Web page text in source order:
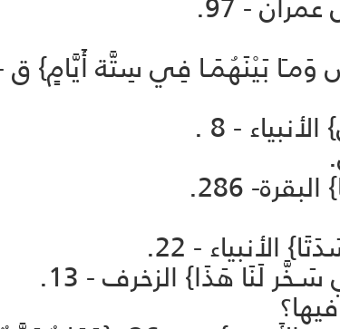
بَيْنَهُمَـا فِي سِتَّة أَيَّامٍ} ق -
- 8 .
286.
الأنبياء - 22.
لَنَا هَذَا} الزخرف - 13.